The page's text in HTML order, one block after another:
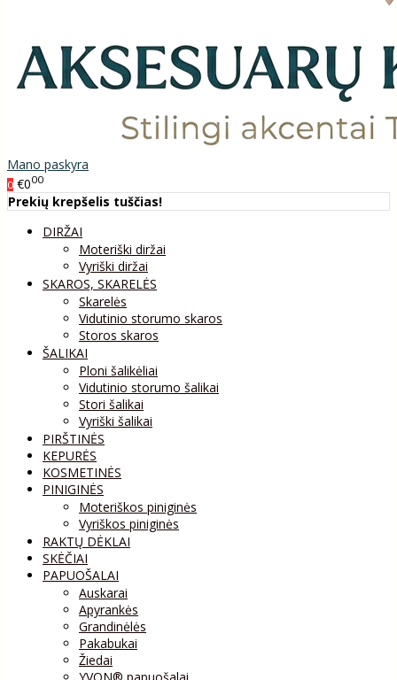
Mano paskyra
0 €000
Prekių krepšelis tuščias!
DIRŽAI
Moteriški diržai
Vyriški diržai
SKAROS, SKARELĖS
Skarelės
Vidutinio storumo skaros
Storos skaros
ŠALIKAI
Ploni šalikėliai
Vidutinio storumo šalikai
Stori šalikai
Vyriški šalikai
PIRŠTINĖS
KEPURĖS
KOSMETINĖS
PINIGINĖS
Moteriškos piniginės
Vyriškos piniginės
RAKTŲ DĖKLAI
SKĖČIAI
PAPUOŠALAI
Auskarai
Apyrankės
Grandinėlės
Pakabukai
Žiedai
YVON® papuošalai